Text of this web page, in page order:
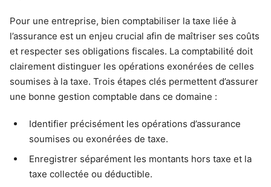
Pour une entreprise, bien comptabiliser la taxe liée à
l’assurance est un enjeu crucial afin de maîtriser ses coûts
et respecter ses obligations fiscales. La comptabilité doit
clairement distinguer les opérations exonérées de celles
soumises à la taxe. Trois étapes clés permettent d’assurer
une bonne gestion comptable dans ce domaine :
Identifier précisément les opérations d’assurance
soumises ou exonérées de taxe.
Enregistrer séparément les montants hors taxe et la
taxe collectée ou déductible.